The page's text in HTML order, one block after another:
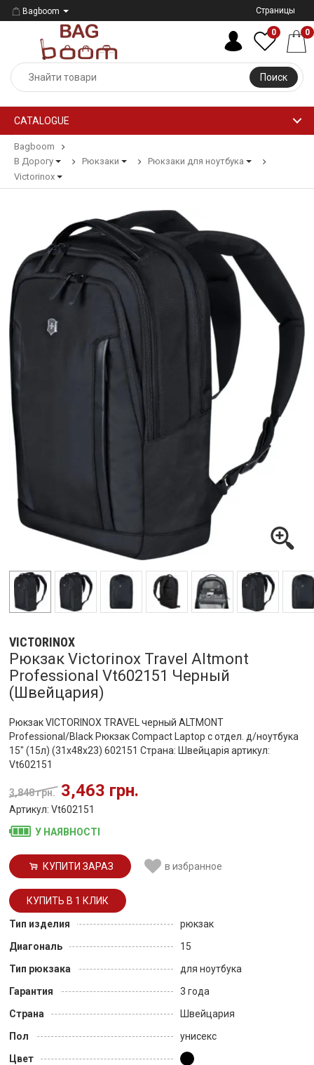
Bagboom Страницы
Поиск
0 0
CATALOGUE
Bagboom
В Дорогу
Рюкзаки
Рюкзаки для ноутбука
Victorinox
VICTORINOX
Рюкзак Victorinox Travel Altmont
Professional Vt602151 Черный
(Швейцария)
Рюкзак VICTORINOX TRAVEL черный ALTMONT
Professional/Black Рюкзак Compact Laptop с отдел. д/ноутбука
15" (15л) (31x48x23) 602151 Страна: Швейцарія артикул:
Vt602151
3,848 грн. 3,463 грн.
Артикул: Vt602151
У НАЯВНОСТІ
КУПИТИ ЗАРАЗ в избранное
Тип изделия
рюкзак
Диагональ
15
Тип рюкзака
для ноутбука
Гарантия
3 года
Страна
Швейцария
Пол
унисекс
Цвет